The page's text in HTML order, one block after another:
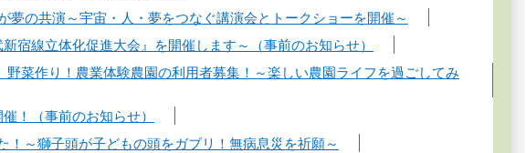
夢の共演～宇宙・人・夢をつなぐ講演会とトークショーを開催～
宿線立体化促進大会』を開催します～（事前のお知らせ）
菜作り！農業体験農園の利用者募集！～楽しい農園ライフを過ごしてみ
！（事前のお知らせ）
！～獅子頭が子どもの頭をガブリ！無病息災を祈願～